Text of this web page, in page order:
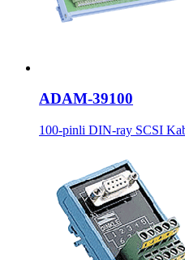
ADAM-39100
100-pinli DIN-ray SCSI